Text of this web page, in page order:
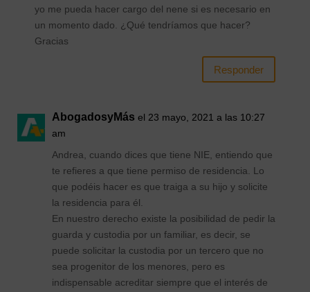
yo me pueda hacer cargo del nene si es necesario en
un momento dado. ¿Qué tendríamos que hacer?
Gracias
Responder
AbogadosyMás el 23 mayo, 2021 a las 10:27
am
Andrea, cuando dices que tiene NIE, entiendo que
te refieres a que tiene permiso de residencia. Lo
que podéis hacer es que traiga a su hijo y solicite
la residencia para él.
En nuestro derecho existe la posibilidad de pedir la
guarda y custodia por un familiar, es decir, se
puede solicitar la custodia por un tercero que no
sea progenitor de los menores, pero es
indispensable acreditar siempre que el interés de